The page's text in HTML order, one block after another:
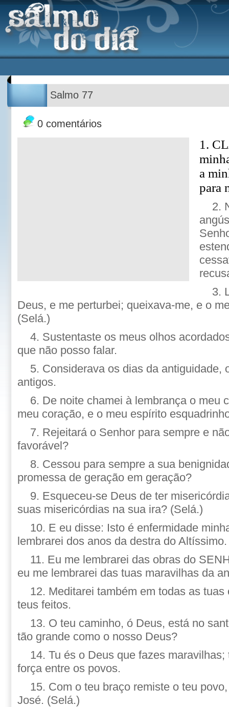
Salmo 77
0 comentários
1.
a
para
2.
3.
Deus, e me perturbei; queixava-me, e o
(Selá.)
4. Sustentaste os meus olhos
que não posso falar.
5. Considerava os dias da antiguidade,
antigos.
6. De noite chamei à lembrança o meu
meu coração, e o meu espírito
7. Rejeitará o Senhor para sempre e
favorável?
8. Cessou para sempre a sua
promessa de geração em geração?
9. Esqueceu-se Deus de ter
suas misericórdias na sua ira? (Selá.)
10. E eu disse: Isto é enfermidade
lembrarei dos anos da destra do Altíssimo.
11. Eu me lembrarei das obras do
eu me lembrarei das tuas maravilhas da
12. Meditarei também em todas as
teus feitos.
13. O teu caminho, ó Deus, está no
tão grande como o nosso Deus?
14. Tu és o Deus que fazes
força entre os povos.
15. Com o teu braço remiste o teu
José. (Selá.)